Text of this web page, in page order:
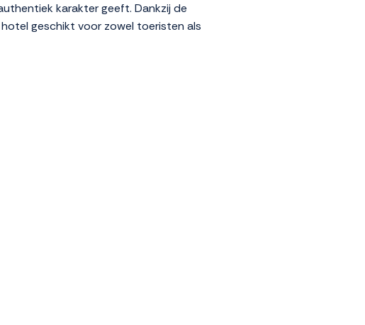
karakter geeft. Dankzij de
geschikt voor zowel toeristen als